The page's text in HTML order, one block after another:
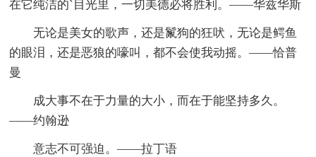
在它纯洁的`目光里，一切美德必将胜利。——华兹华斯
无论是美女的歌声，还是鬣狗的狂吠，无论是鳄鱼
的眼泪，还是恶狼的嚎叫，都不会使我动摇。——恰普
曼
成大事不在于力量的大小，而在于能坚持多久。
——约翰逊
意志不可强迫。——拉丁语